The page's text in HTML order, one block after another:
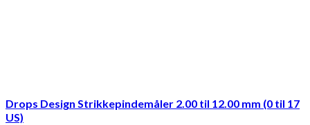
Drops Design Strikkepindemåler 2.00 til 12.00 mm (0 til 17
US)